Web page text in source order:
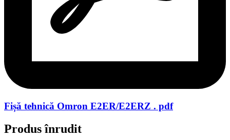
Fișă tehnică Omron E2ER/E2ERZ . pdf
Produs înrudit